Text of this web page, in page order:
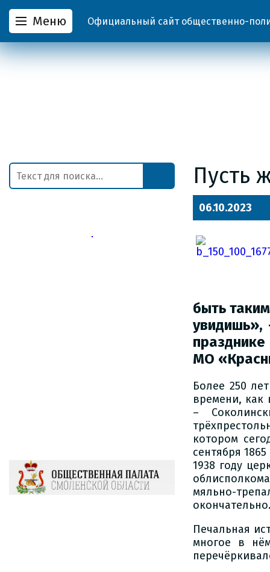
Меню Официальный сайт общественно-
Пусть
06.10.2023
быть
МО
Более 250
времени, как
–
котором
сентября
1938 году
мяльно-
Печальная
многое в